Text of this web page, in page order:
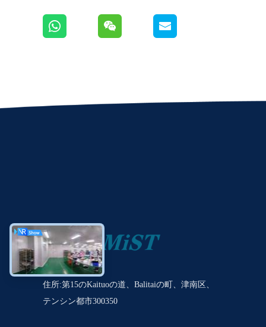
住所:第15のKaituoの道、Balitaiの町、津南区、
テンシン都市300350